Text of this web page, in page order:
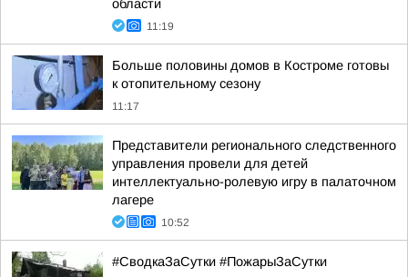
области
11:19
Больше половины домов в Костроме готовы
к отопительному сезону
11:17
Представители регионального следственного
управления провели для детей
интеллектуально-ролевую игру в палаточном
лагере
10:52
#СводкаЗаСутки #ПожарыЗаСутки